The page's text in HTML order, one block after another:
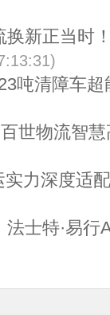
新正当时
吨清障车超
世物流智
实力深度适
士特·易行